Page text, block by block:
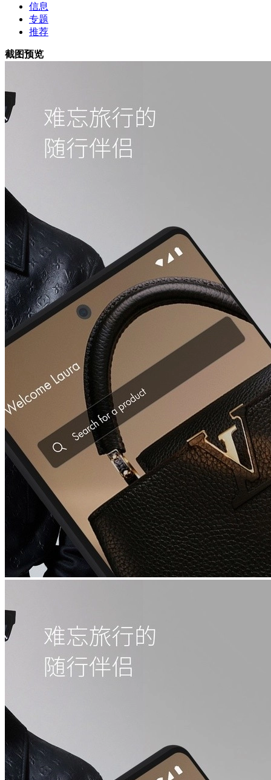
信息
专题
推荐
截图预览